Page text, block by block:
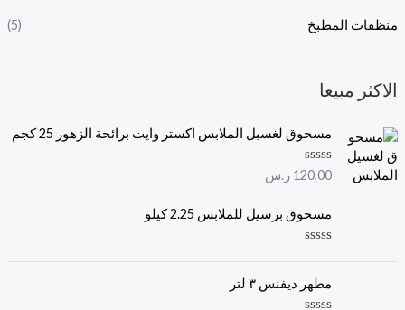
منظفات المطبخ (5)
الاكثر مبيعا
مسحوق لغسبل الملابس اكستر وايت برائحة الزهور 25 كجم
ت
ل
ت
ق
0
م
120,00 ر.س
مسحوق برسيل للملابس 2.25 كيلو
ل
ت
مطهر ديفنس ٣ لتر